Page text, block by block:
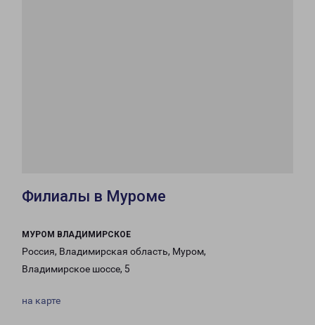
Филиалы в Муроме
МУРОМ ВЛАДИМИРСКОЕ
Россия, Владимирская область, Муром,
Владимирское шоссе, 5
на карте